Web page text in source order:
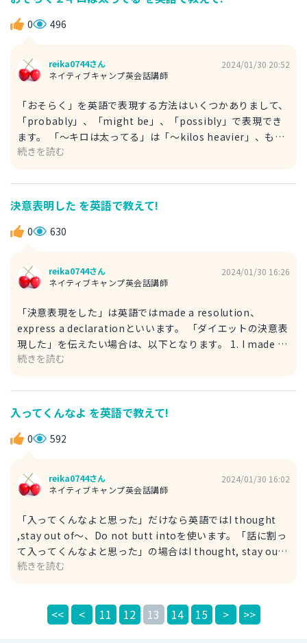
使うことができます。 以下はそれを使った例文です。 I've
been reading magazines lately. 最近、マガジンを読んで
inspirations. インスピレーションを得るためにマガジンを
読んでいます。 I've been reading magazines recently.
0 496
reika0744さん
ネイティブキャンプ英会話講師
2024/01/30 20:52
「おそらく」を英語で表現する方法はいくつかありまして、
「probably」、「might be」、「possibly」で表現でき
ます。 「〜キロは太ってる」は「〜kilos heavier」、もし
くは「gained 〜kilos」を使います。 特に「gained〜
といいです。 例文） I am probably two kilos heavier. 私
はおそらく２キロ太っている。 I probably gained two
kilos. おそらく2キロ増えたでしょう。 プラスで、太った時
よく使われるニュアンスは以下となります。 I gained
続きを読む
決意表明した を英語で教えて!
0 630
reika0744さん
ネイティブキャンプ英会話講師
2024/01/30 16:26
「決意表現をした」は英語ではmade a resolution、
express a declarationといいます。 「ダイエットの決意表
現した」を伝えたい場合は、以下となります。 1. I made a
resolution to diet this year. 今年はダイエットを決意表現
今年はダイエットすると決意表現をした。 3. My new
year's resolution is to commit in dieting this year. 私
の新年の抱負は、今年はダイエットに取り組むことです。 4.
I declared that I am going to diet this year. 私は今年ダ
続きを読む
入ってくんなよ を英語で教えて!
0 592
reika0744さん
ネイティブキャンプ英会話講師
2024/01/30 16:02
「入ってくんなよと思った」だけなら英語ではI thought
,stay out of〜、Do not butt intoを使います。「話に割っ
て入ってくんなよと思った」の場合はI thought, stay out
of the conversation、I thought, don't butt into the
たニュアンスの英文は以下となります。 Mind your own
続きを読む
<< < 11 12 13 14 15 > >>